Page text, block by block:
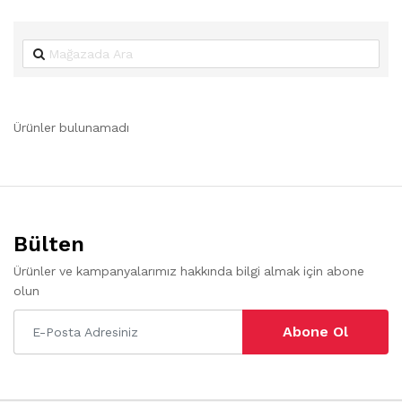
Ürünler bulunamadı
Bülten
Ürünler ve kampanyalarımız hakkında bilgi almak için abone
olun
Abone Ol